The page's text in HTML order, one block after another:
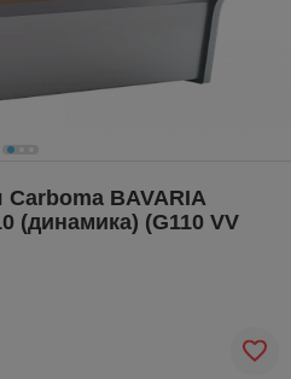
BAVARIA
(динамика) (G110 VV